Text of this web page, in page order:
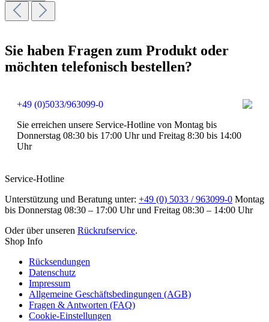
Sie haben Fragen zum Produkt oder
möchten telefonisch bestellen?
+49 (0)5033/963099-0
Sie erreichen unsere Service-Hotline von Montag bis
Donnerstag 08:30 bis 17:00 Uhr und Freitag 8:30 bis 14:00
Uhr
Service-Hotline
Unterstützung und Beratung unter: +49 (0) 5033 / 963099-0 Montag
bis Donnerstag 08:30 – 17:00 Uhr und Freitag 08:30 – 14:00 Uhr
Oder über unseren Rückrufservice.
Shop Info
Rücksendungen
Datenschutz
Impressum
Allgemeine Geschäftsbedingungen (AGB)
Fragen & Antworten (FAQ)
Cookie-Einstellungen